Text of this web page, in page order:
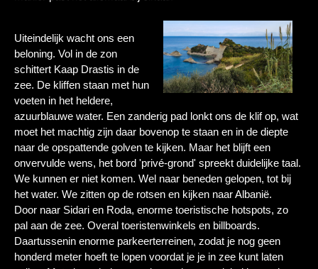
Uiteindelijk wacht ons een
beloning. Vol in de zon
schittert Kaap Drastis in de
zee. De kliffen staan met hun
voeten in het heldere,
azuurblauwe water. Een zanderig pad lonkt ons de klif op, wat
moet het machtig zijn daar bovenop te staan en in de diepte
naar de opspattende golven te kijken. Maar het blijft een
onvervulde wens, het bord 'privé-grond' spreekt duidelijke taal.
We kunnen er niet komen. Wel naar beneden gelopen, tot bij
het water. We zitten op de rotsen en kijken naar Albanië.
Door naar Sidari en Roda, enorme toeristische hotspots, zo
pal aan de zee. Overal toeristenwinkels en billboards.
Daartussenin enorme parkeerterreinen, zodat je nog geen
honderd meter hoeft te lopen voordat je je in zee kunt laten